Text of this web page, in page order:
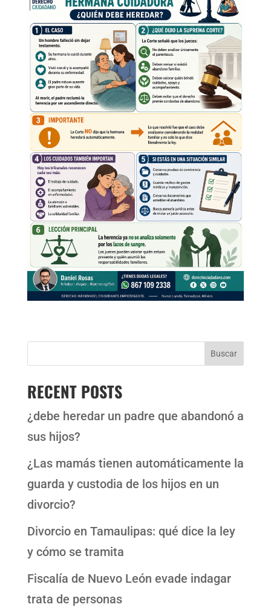
Buscar
RECENT POSTS
¿debe heredar un padre que abandonó a
sus hijos?
¿Las mamás tienen automáticamente la
guarda y custodia de los hijos en un
divorcio?
Divorcio en Tamaulipas: qué dice la ley
y cómo se tramita
Fiscalía de Nuevo León evade indagar
trata de personas